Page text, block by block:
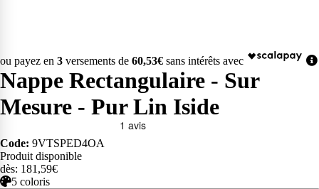
ou payez en 3 versements de 60,53€ sans intérêts avec
Nappe Rectangulaire - Sur
Mesure - Pur Lin Iside
Code: 9VTSPED4OA
Produit disponible
dès: 181,59€
5 coloris